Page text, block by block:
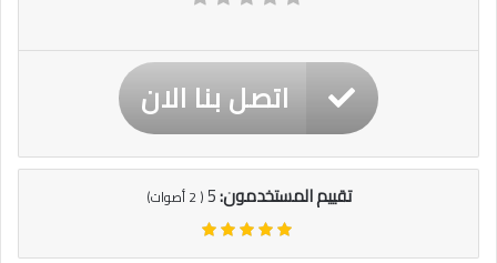
اتصل بنا الان
تقييم المستخدمون:5
(
2أصوات)